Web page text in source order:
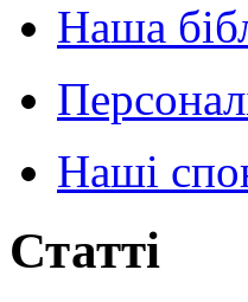
Наша
Наші
Статті